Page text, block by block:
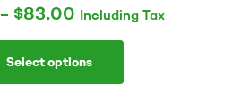
Rated5.00out
– $83.00 Including Tax
Select options